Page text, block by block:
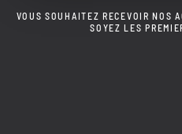
VOUS SOUHAITEZ RECEVOIR NOS
SOYEZ LES